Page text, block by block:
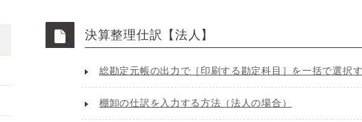
決算整理仕訳【法人】
総勘定元帳の出力で［印刷する勘定科目］を一括で選択
棚卸の仕訳を入力する方法（法人の場合）